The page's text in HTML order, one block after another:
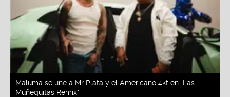
Maluma se une a Mr Plata y el Americano 4kt en "Las
Muñequitas Remix"